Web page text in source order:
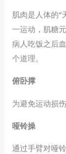
肌肉是人体的“
一运动，肌糖
病人吃饭之后
个道理。
俯卧撑
为避免运动损
哑铃操
通过手臂对哑